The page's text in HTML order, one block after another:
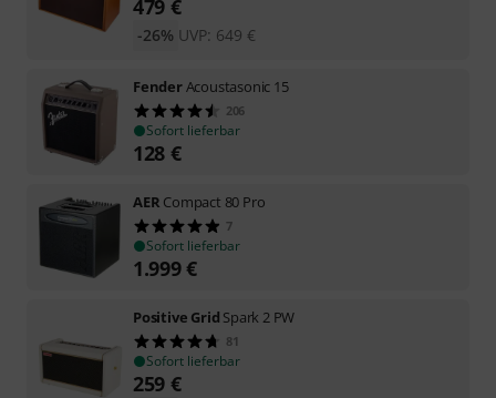
479 €
UVP: 649 €
-26%
FenderAcoustasonic 15
206
Sofort lieferbar
128 €
AER Compact 80 Pro
7
Sofort lieferbar
1.999€
Positive Grid Spark 2 PW
81
Sofort lieferbar
259 €